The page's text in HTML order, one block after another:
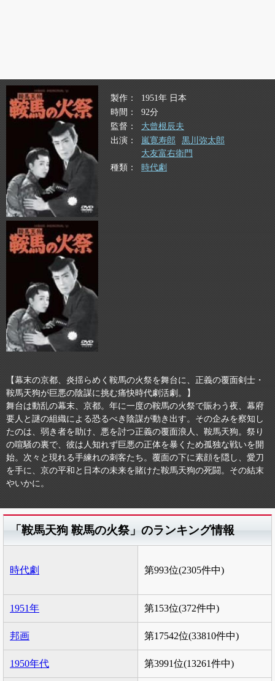
製作
1951年 日本
時間
92分
監督
大曾根辰夫
出演
嵐寛寿郎
黒川弥太郎
大友富右衛門
種類
時代劇
【幕末の京都、炎揺らめく鞍馬の火祭を舞台に、正義の覆面剣士・
鞍馬天狗が巨悪の陰謀に挑む痛快時代劇活劇。】
舞台は動乱の幕末、京都。年に一度の鞍馬の火祭で賑わう夜、幕府
要人と謎の組織による恐るべき陰謀が動き出す。その企みを察知し
たのは、弱き者を助け、悪を討つ正義の覆面浪人、鞍馬天狗。祭り
の喧騒の裏で、彼は人知れず巨悪の正体を暴くため孤独な戦いを開
始。次々と現れる手練れの刺客たち。覆面の下に素顔を隠し、愛刀
を手に、京の平和と日本の未来を賭けた鞍馬天狗の死闘。その結末
やいかに。
「鞍馬天狗 鞍馬の火祭」のランキング情報
時代劇 第993位(2305件中)
1951年 第153位(372件中)
邦画 第17542位(33810件中)
1950年代 第3991位(13261件中)